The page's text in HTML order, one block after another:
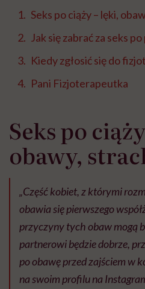
Seks po ciąży – lęki,
Jak się zabrać za seks
Kiedy zgłosić się do
Pani Fizjoterapeutka
Seks po
obawy,
„Część kobiet, z którymi
obawia się pierwszego
przyczyny tych obaw mogą
partnerowi będzie dobrze,
po obawę przed zajściem w
na swoim profilu na